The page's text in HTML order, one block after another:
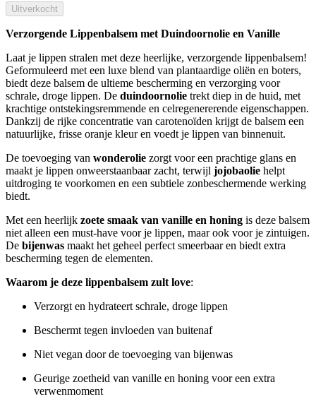
Uitverkocht
Verzorgende Lippenbalsem met Duindoornolie en Vanille
Laat je lippen stralen met deze heerlijke, verzorgende lippenbalsem!
Geformuleerd met een luxe blend van plantaardige oliën en boters,
biedt deze balsem de ultieme bescherming en verzorging voor
schrale, droge lippen. De duindoornolie trekt diep in de huid, met
krachtige ontstekingsremmende en celregenererende eigenschappen.
Dankzij de rijke concentratie van carotenoïden krijgt de balsem een
natuurlijke, frisse oranje kleur en voedt je lippen van binnenuit.
De toevoeging van wonderolie zorgt voor een prachtige glans en
maakt je lippen onweerstaanbaar zacht, terwijl jojobaolie helpt
uitdroging te voorkomen en een subtiele zonbeschermende werking
biedt.
Met een heerlijk zoete smaak van vanille en honing is deze balsem
niet alleen een must-have voor je lippen, maar ook voor je zintuigen.
De bijenwas maakt het geheel perfect smeerbaar en biedt extra
bescherming tegen de elementen.
Waarom je deze lippenbalsem zult love:
Verzorgt en hydrateert schrale, droge lippen
Beschermt tegen invloeden van buitenaf
Niet vegan door de toevoeging van bijenwas
Geurige zoetheid van vanille en honing voor een extra
verwenmoment